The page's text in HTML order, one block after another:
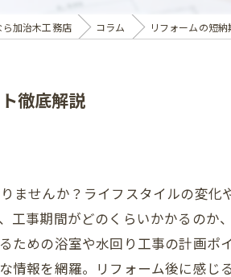
加治木工務店 コラム リフォームの短
徹底解説
せんか？ライフスタイルの変化
事期間がどのくらいかかるのか
めの浴室や水回り工事の計画ポ
報を網羅。リフォーム後に感じ